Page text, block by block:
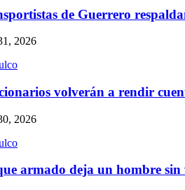
de Guerrero
2026
volverán a rendir
2026
armado deja un hombre